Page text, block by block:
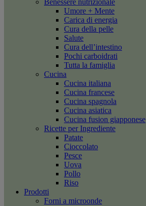
Benessere nutrizionale
Umore + Mente
Carica di energia
Cura della pelle
Salute
Cura dell’intestino
Pochi carboidrati
Tutta la famiglia
Cucina
Cucina italiana
Cucina francese
Cucina spagnola
Cucina asiatica
Cucina fusion giapponese
Ricette per Ingrediente
Patate
Cioccolato
Pesce
Uova
Pollo
Riso
Prodotti
Forni a microonde